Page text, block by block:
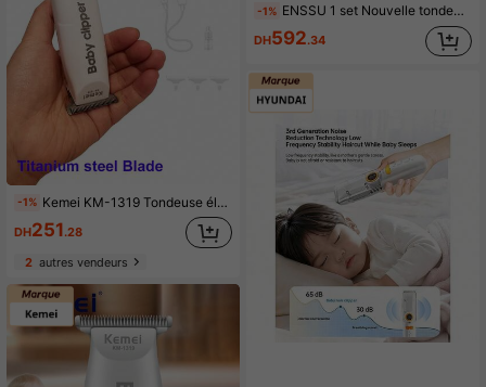
-1% Kemei KM-1319 Tondeuse électrique pour nourrissons, mini tondeuse à cheveux pour bébé, machine à couper les cheveux pour enfants, tondeuse à cheveux portable à faible bruit, tondeuse à barbe pour hommes
DH251.28
2 autres vendeurs
-1% ENSSU 1 set Nouvelle tondeuse à cheveux pour enfants : Technologie de protection de la peau, faible niveau sonore et sans fil - Outils de coupe de cheveux lavables pour enfants
DH592.34